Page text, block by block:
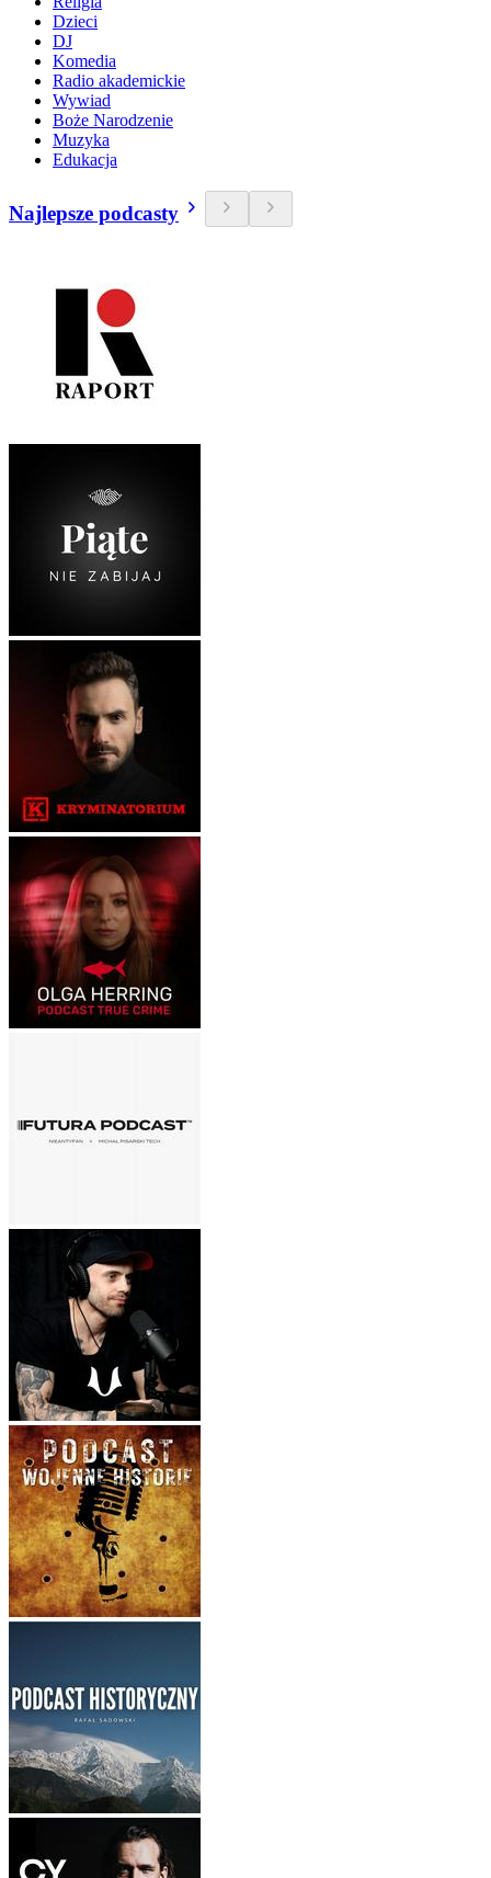
Dzieci
DJ
Komedia
Radio akademickie
Wywiad
Boże Narodzenie
Muzyka
Edukacja
Najlepsze podcasty